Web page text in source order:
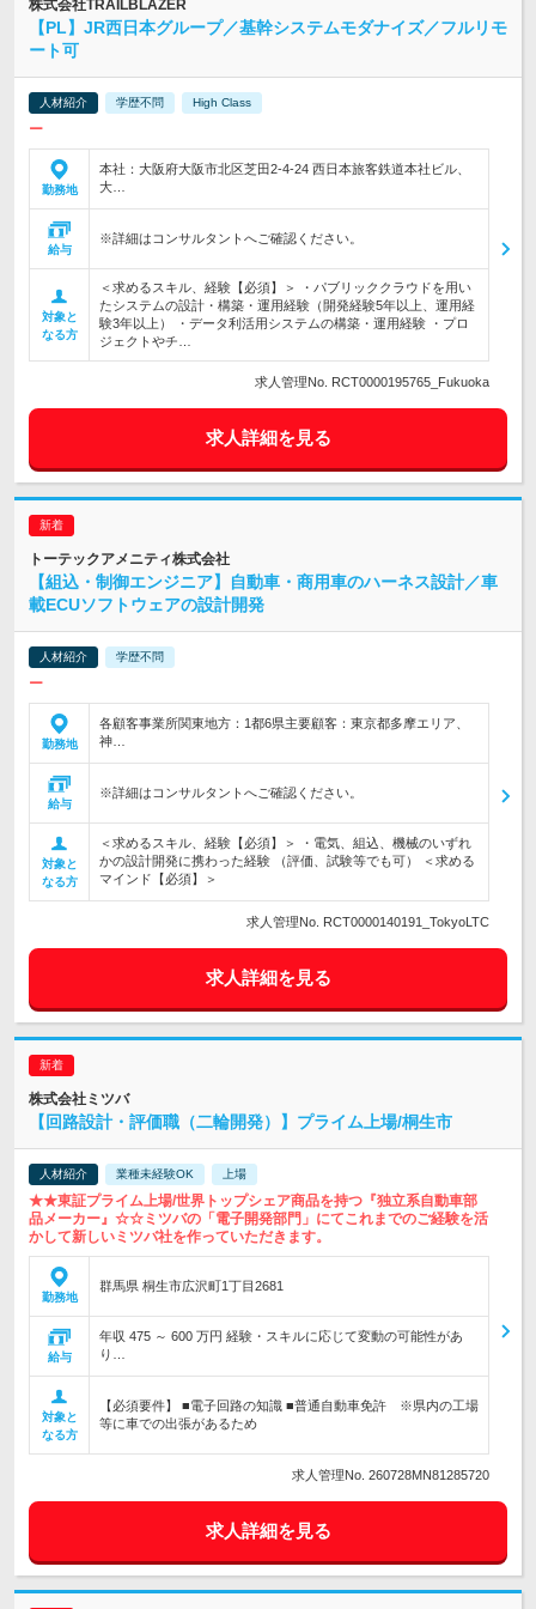
株式会社TRAILBLAZER
【PL】JR西日本グループ／基幹システムモダナイズ／フルリモ
ート可
人材紹介 学歴不問 High Class
ー
勤務地
本社：大阪府大阪市北区芝田2-4-24 西日本旅客鉄道本社ビル、
大…
給与
※詳細はコンサルタントへご確認ください。
対象と
なる方
＜求めるスキル、経験【必須】＞ ・パブリッククラウドを用い
たシステムの設計・構築・運用経験（開発経験5年以上、運用経
験3年以上） ・データ利活用システムの構築・運用経験 ・プロ
ジェクトやチ…
求人管理No. RCT0000195765_Fukuoka
求人詳細を見る
トーテックアメニティ株式会社
【組込・制御エンジニア】自動車・商用車のハーネス設計／車
載ECUソフトウェアの設計開発
人材紹介 学歴不問
ー
勤務地
各顧客事業所関東地方：1都6県主要顧客：東京都多摩エリア、
神…
給与
※詳細はコンサルタントへご確認ください。
対象と
なる方
＜求めるスキル、経験【必須】＞ ・電気、組込、機械のいずれ
かの設計開発に携わった経験 （評価、試験等でも可） ＜求める
マインド【必須】＞
求人管理No. RCT0000140191_TokyoLTC
求人詳細を見る
株式会社ミツバ
【回路設計・評価職（二輪開発）】プライム上場/桐生市
人材紹介 業種未経験OK 上場
★★東証プライム上場/世界トップシェア商品を持つ『独立系自動車部
品メーカー』☆☆ミツバの「電子開発部門」にてこれまでのご経験を活
かして新しいミツバ社を作っていただきます。
勤務地
群馬県 桐生市広沢町1丁目2681
給与
年収 475 ～ 600 万円 経験・スキルに応じて変動の可能性があ
り…
対象と
なる方
【必須要件】 ■電子回路の知識 ■普通自動車免許 ※県内の工場
等に車での出張があるため
求人管理No. 260728MN81285720
求人詳細を見る